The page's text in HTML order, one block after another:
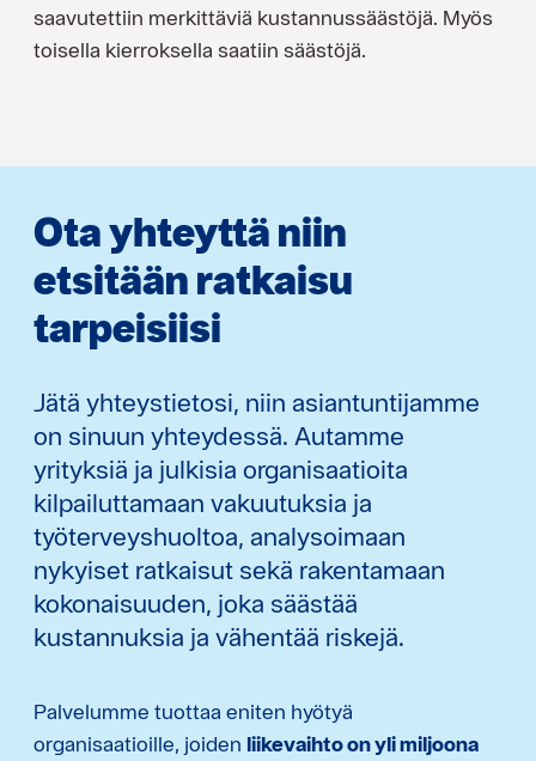
saavutettiin merkittäviä kustannussäästöjä. Myös
toisella kierroksella saatiin säästöjä.
Ota yhteyttä niin
etsitään ratkaisu
tarpeisiisi
Jätä yhteystietosi, niin asiantuntijamme
on sinuun yhteydessä. Autamme
yrityksiä ja julkisia organisaatioita
kilpailuttamaan vakuutuksia ja
työterveyshuoltoa, analysoimaan
nykyiset ratkaisut sekä rakentamaan
kokonaisuuden, joka säästää
kustannuksia ja vähentää riskejä.
Palvelumme tuottaa eniten hyötyä
organisaatioille, joiden liikevaihto on yli miljoona